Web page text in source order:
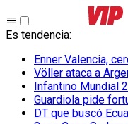
Es tendencia:
Enner Valencia,
Völler ataca a
Infantino Mundial
Guardiola pide
DT que buscó